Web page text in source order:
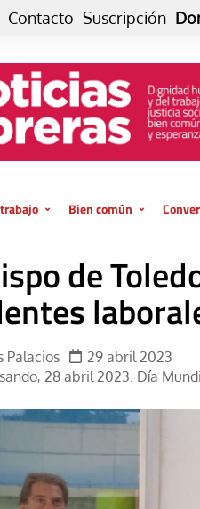
Contacto Suscripción
para la vida
el mundo
por el
Bien común
Economía
de
El
Cultura
Libro
Dos
de
Palacios
29 abril 2023
, 28 abril 2023. Día